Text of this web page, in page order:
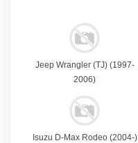
Jeep Wrangler (TJ) (1997-
2006)
Isuzu D-Max Rodeo (2004-)